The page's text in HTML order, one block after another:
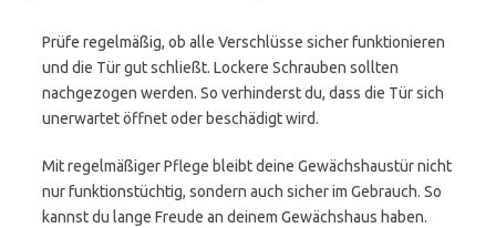
Prüfe regelmäßig, ob alle Verschlüsse sicher funktionieren
und die Tür gut schließt. Lockere Schrauben sollten
nachgezogen werden. So verhinderst du, dass die Tür sich
unerwartet öffnet oder beschädigt wird.
Mit regelmäßiger Pflege bleibt deine Gewächshaustür nicht
nur funktionstüchtig, sondern auch sicher im Gebrauch. So
kannst du lange Freude an deinem Gewächshaus haben.